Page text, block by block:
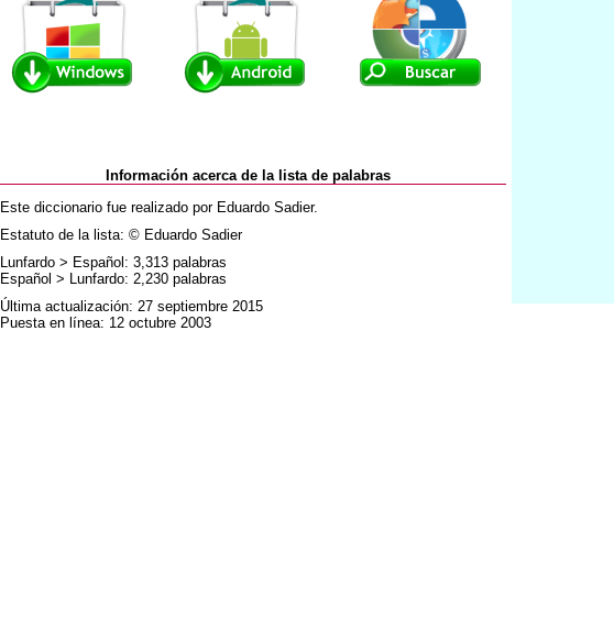
Información acerca de la lista de palabras
Este diccionario fue realizado por Eduardo Sadier.
Estatuto de la lista: © Eduardo Sadier
Lunfardo > Español: 3,313 palabras
Español > Lunfardo: 2,230 palabras
Última actualización: 27 septiembre 2015
Puesta en línea: 12 octubre 2003